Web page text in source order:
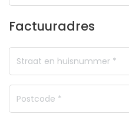
Factuuradres